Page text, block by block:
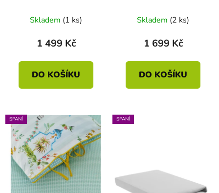
hodnocení
produktu
5,0
z
5
Skladem (1 ks)
1 499 Kč
DO KOŠÍKU
HH: 25
Skladem (2 ks)
1 699 Kč
DO KOŠÍKU
SPANÍ SPANÍ